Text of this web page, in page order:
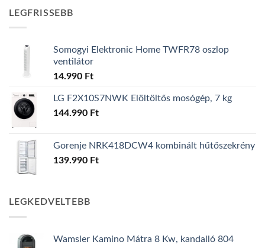
LEGFRISSEBB
Somogyi Elektronic Home TWFR78 oszlop
ventilátor
14.990 Ft
LG F2X10S7NWK Elöltöltős mosógép, 7 kg
144.990 Ft
Gorenje NRK418DCW4 kombinált hűtőszekrény
139.990 Ft
LEGKEDVELTEBB
Wamsler Kamino Mátra 8 Kw, kandalló 804